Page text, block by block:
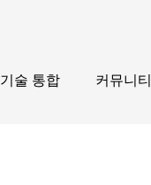
기술 통합 커뮤니티